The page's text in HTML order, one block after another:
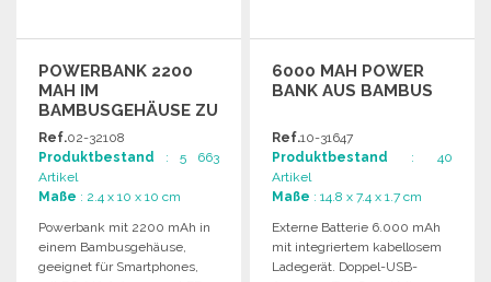
POWERBANK 2200
MAH IM
BAMBUSGEHÄUSE ZU
GROSSHANDELSPREISEN
Ref.02-32108
Produktbestand : 5 663
Artikel
Maße : 2.4 x 10 x 10 cm
Powerbank mit 2200 mAh in
einem Bambusgehäuse,
geeignet für Smartphones,
6000 MAH POWER
BANK AUS BAMBUS
Ref.10-31647
Produktbestand : 40
Artikel
Maße : 14.8 x 7.4 x 1.7 cm
Externe Batterie 6.000 mAh
mit integriertem kabellosem
Ladegerät. Doppel-USB-